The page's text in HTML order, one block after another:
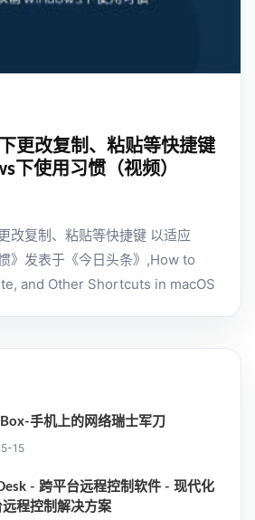
更改复制、粘贴等快捷键
下使用习惯（视频）
改复制、粘贴等快捷键 以适应
》发表于《今日头条》,How to
and Other Shortcuts in macOS
手机上的网络瑞士军刀
15
- 跨平台远程控制软件 - 现代化
程控制解决方案